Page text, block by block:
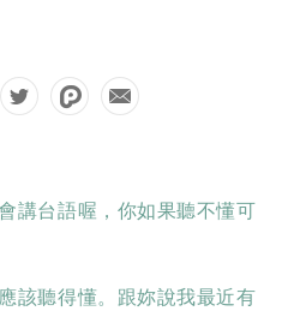
講台語喔，你如果聽不懂可
該聽得懂。跟妳說我最近有